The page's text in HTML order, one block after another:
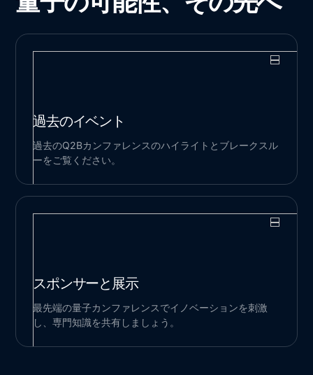
過去のイベント
過去のQ2Bカンファレンスのハイライトとブレークスル
ーをご覧ください。
スポンサーと展示
最先端の量子カンファレンスでイノベーションを刺激
し、専門知識を共有しましょう。